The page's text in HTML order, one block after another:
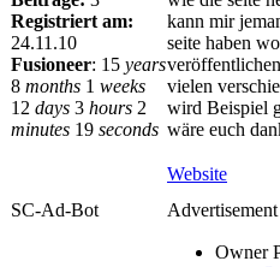
Registriert am:
24.11.10
Fusioneer: 15 years
8 months 1 weeks
12 days 3 hours 2
minutes 19 seconds
kann mir
seite haben
vielen
wird Beispiel
wäre euch
Website
SC-Ad-Bot
Advertisement
Owner